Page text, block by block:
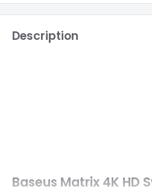
Description
Baseus Matrix 4K HD